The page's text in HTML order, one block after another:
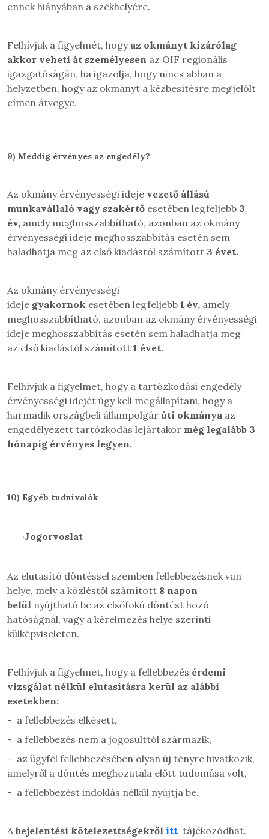
ennek hiányában a székhelyére.
Felhívjuk a figyelmét, hogy az okmányt kizárólag
akkor veheti át személyesen az OIF regionális
igazgatóságán, ha igazolja, hogy nincs abban a
helyzetben, hogy az okmányt a kézbesítésre megjelölt
címen átvegye.
9) Meddig érvényes az engedély?
Az okmány érvényességi ideje vezető állású
munkavállaló vagy szakértő esetében legfeljebb 3
év, amely meghosszabbítható, azonban az okmány
érvényességi ideje meghosszabbítás esetén sem
haladhatja meg az első kiadástól számított 3 évet.
Az okmány érvényességi
ideje gyakornok esetében legfeljebb 1 év, amely
meghosszabbítható, azonban az okmány érvényességi
ideje meghosszabbítás esetén sem haladhatja meg
az első kiadástól számított 1 évet.
Felhívjuk a figyelmet, hogy a tartózkodási engedély
érvényességi idejét úgy kell megállapítani, hogy a
harmadik országbeli állampolgár úti okmánya az
engedélyezett tartózkodás lejártakor még legalább 3
hónapig érvényes legyen.
10) Egyéb tudnivalók
·Jogorvoslat
Az elutasító döntéssel szemben fellebbezésnek van
helye, mely a közléstől számított 8 napon
belül nyújtható be az elsőfokú döntést hozó
hatóságnál, vagy a kérelmezés helye szerinti
külképviseleten.
Felhívjuk a figyelmet, hogy a fellebbezés érdemi
vizsgálat nélkül elutasításra kerül az alábbi
esetekben:
- a fellebbezés elkésett,
- a fellebbezés nem a jogosulttól származik,
- az ügyfél fellebbezésében olyan új tényre hivatkozik,
amelyről a döntés meghozatala előtt tudomása volt,
- a fellebbezést indoklás nélkül nyújtja be.
A bejelentési kötelezettségekről itt tájékozódhat.